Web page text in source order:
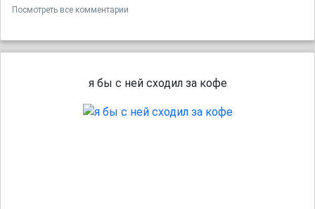
Посмотреть все комментарии
я бы с ней сходил за кофе